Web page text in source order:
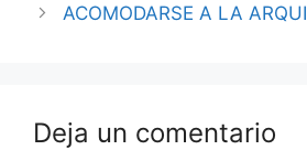
ACOMODARSE A LA
Deja un comentario